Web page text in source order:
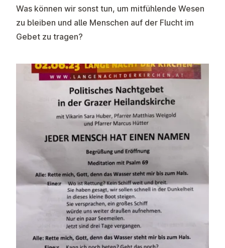
Was können wir sonst tun, um mitfühlende Wesen
zu bleiben und alle Menschen auf der Flucht im
Gebet zu tragen?